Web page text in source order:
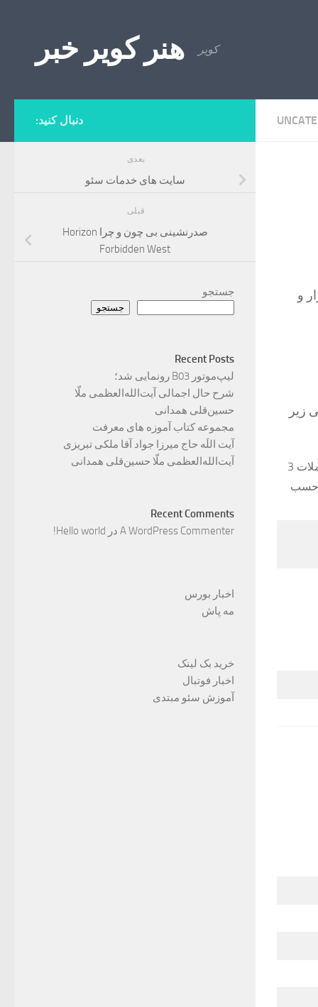
هنر کویر خبر کویر
(4 اسفند) شاخص کل بورس با رشد 3 هزار و
زیر
قیمت هر سهم در معاملات 3
حسب
دنبال کنید:
بعدی
سایت های خدمات سئو
قبلی
صدرنشینی بی چون و چرا Horizon
Forbidden West
جستجو
جستجو
Recent Posts
لیپ‌موتور B03 رونمایی شد؛
شرح حال اجمالی آیت‌الله‌العظمی ملّا
حسین‌قلی همدانی
مجموعه کتاب آموزه های معرفت
آیت اللَه حاج میرزا جواد آقا ملکی تبریزی
آیت‌الله‌العظمی ملّا حسین‌قلی همدانی
Recent Comments
A WordPress Commenter در Hello world!
اخبار بورس
مه پاش
خرید بک لینک
اخبار فوتبال
آموزش سئو مبتدی